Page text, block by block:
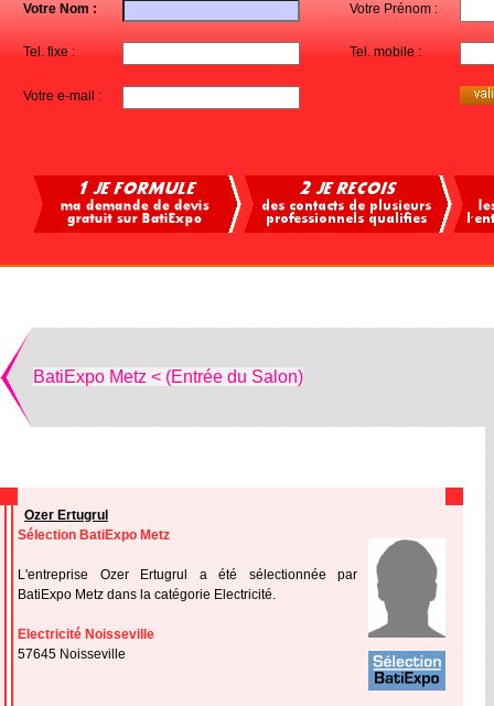
Votre Nom : Votre Prénom :
Tel. fixe : Tel. mobile :
Votre e-mail :
BatiExpo Metz < (Entrée du Salon)
Ozer Ertugrul
Sélection BatiExpo Metz
L'entreprise Ozer Ertugrul a été sélectionnée par
BatiExpo Metz dans la catégorie Electricité.
Electricité Noisseville
57645 Noisseville